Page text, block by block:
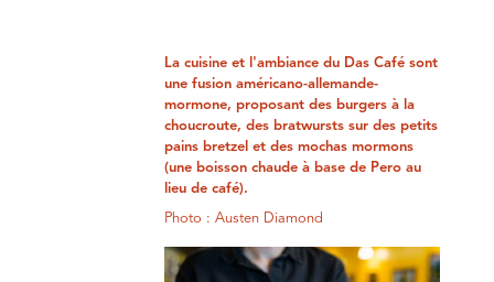
La cuisine et l'ambiance du Das Café sont
une fusion américano-allemande-
mormone, proposant des burgers à la
choucroute, des bratwursts sur des petits
pains bretzel et des mochas mormons
(une boisson chaude à base de Pero au
lieu de café).
Photo : Austen Diamond